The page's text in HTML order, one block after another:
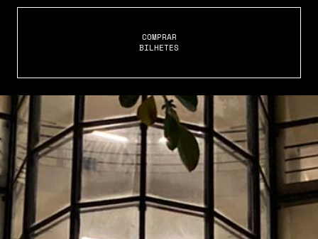
COMPRAR
BILHETES